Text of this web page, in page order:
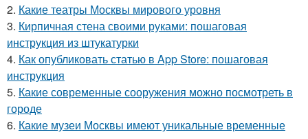
2. Какие театры Москвы мирового уровня
3. Кирпичная стена своими руками: пошаговая
инструкция из штукатурки
4. Как опубликовать статью в App Store: пошаговая
инструкция
5. Какие современные сооружения можно посмотреть в
городе
6. Какие музеи Москвы имеют уникальные временные